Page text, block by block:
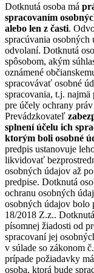
Dotknutá osoba má
spracovaním
alebo len z časti.
spracúvania osobných
odvolaní. Dotknutá
spôsobom, akým
oznámené
spracovávať osobné
spracovania, t.j.
pre účely ochrany
Prevádzkovateľ
splnení účelu ich
ktorým boli osobné
predpis ustanovuje
likvidovať
osobných údajov až
predpise. Dotknutá
ochranu osobných
osobných údajov bolo
18/2018 Z.z..
písomnej žiadosti od
spracovaní jej
v súlade so zákonom
prípade požiadavky
osoba, ktorá bude